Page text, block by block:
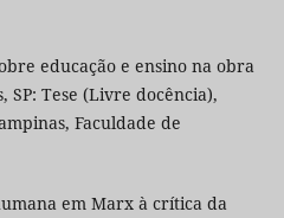
educação e ensino na obra
SP: Tese (Livre docência),
Faculdade de
em Marx à crítica da